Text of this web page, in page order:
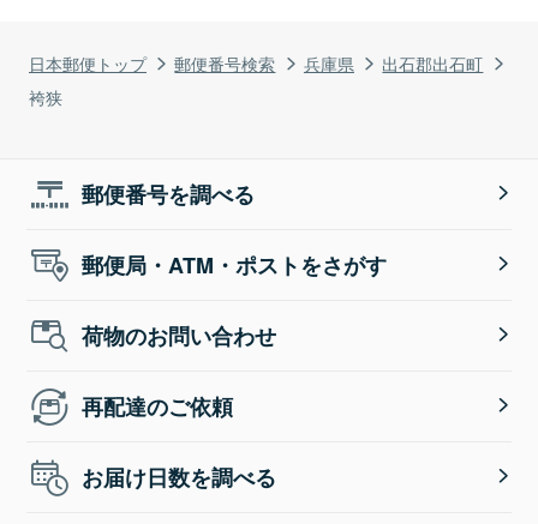
日本郵便トップ 郵便番号検索 兵庫県
出石郡出石町
袴狭
郵便番号を調べる
郵便局・ATM・ポストをさがす
荷物のお問い合わせ
再配達のご依頼
お届け日数を調べる